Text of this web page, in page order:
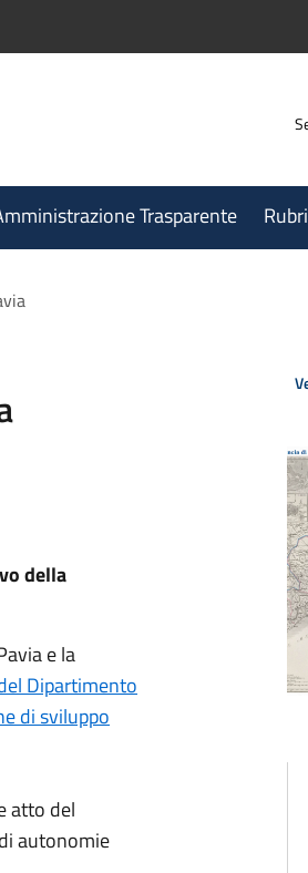
Trasparente
della
e la
Dipartimento
di sviluppo
atto del
autonomie